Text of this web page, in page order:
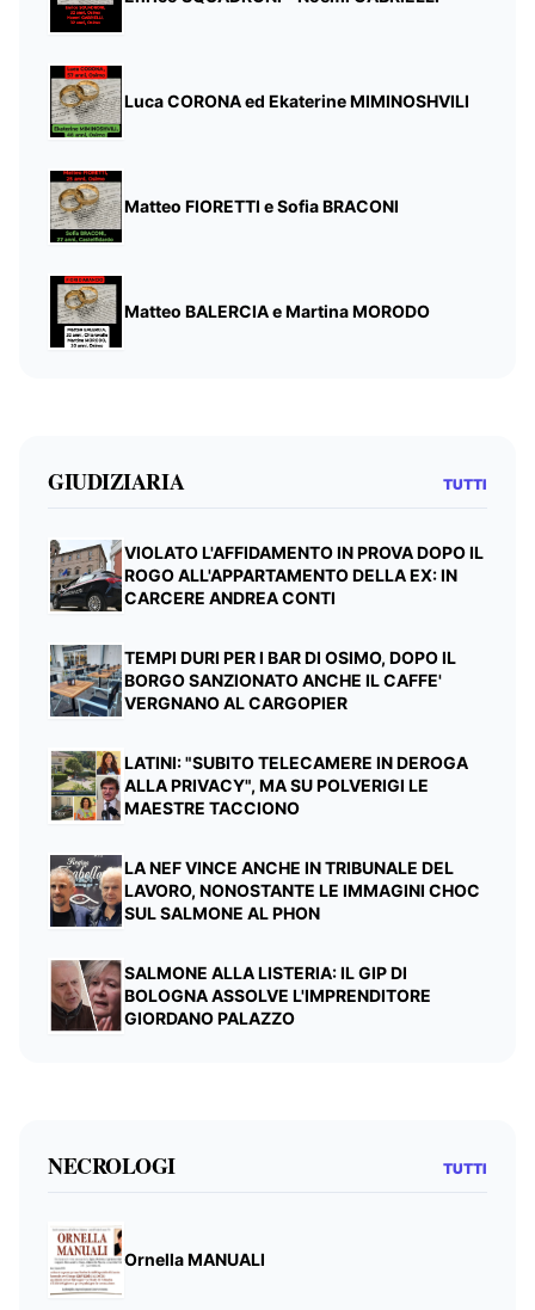
Luca CORONA ed Ekaterine MIMINOSHVILI
Matteo FIORETTI e Sofia BRACONI
Matteo BALERCIA e Martina MORODO
GIUDIZIARIA TUTTI
VIOLATO L'AFFIDAMENTO IN PROVA DOPO IL
ROGO ALL'APPARTAMENTO DELLA EX: IN
CARCERE ANDREA CONTI
TEMPI DURI PER I BAR DI OSIMO, DOPO IL
BORGO SANZIONATO ANCHE IL CAFFE'
VERGNANO AL CARGOPIER
LATINI: "SUBITO TELECAMERE IN DEROGA
ALLA PRIVACY", MA SU POLVERIGI LE
MAESTRE TACCIONO
LA NEF VINCE ANCHE IN TRIBUNALE DEL
LAVORO, NONOSTANTE LE IMMAGINI CHOC
SUL SALMONE AL PHON
SALMONE ALLA LISTERIA: IL GIP DI
BOLOGNA ASSOLVE L'IMPRENDITORE
GIORDANO PALAZZO
NECROLOGI TUTTI
Ornella MANUALI